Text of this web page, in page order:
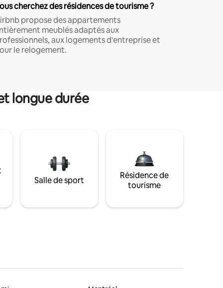
cherchez des résidences de tourisme ?
propose des appartements
meublés adaptés aux
aux logements d'entreprise et
le relogement.
longue durée
Salle de sport
Résidence de
tourisme